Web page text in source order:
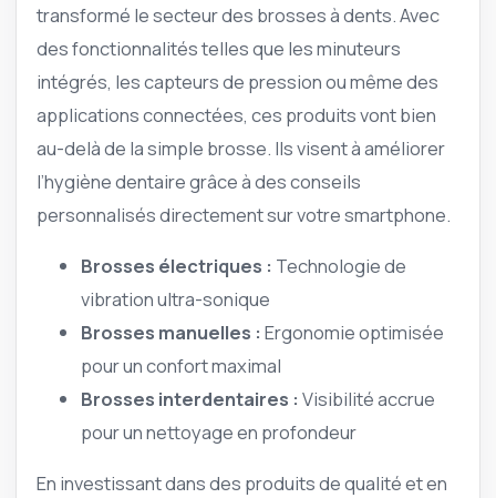
transformé le secteur des brosses à dents. Avec
des fonctionnalités telles que les minuteurs
intégrés, les capteurs de pression ou même des
applications connectées, ces produits vont bien
au-delà de la simple brosse. Ils visent à améliorer
l’hygiène dentaire grâce à des conseils
personnalisés directement sur votre smartphone.
Brosses électriques : Technologie de
vibration ultra-sonique
Brosses manuelles : Ergonomie optimisée
pour un confort maximal
Brosses interdentaires : Visibilité accrue
pour un nettoyage en profondeur
En investissant dans des produits de qualité et en